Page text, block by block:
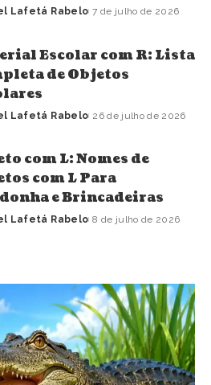
Lafetá Rabelo 7 de julho de 2026
Escolar com R: Lista
de Objetos
Lafetá Rabelo 26 de julho de 2026
com L: Nomes de
com L Para
e Brincadeiras
Lafetá Rabelo 8 de julho de 2026